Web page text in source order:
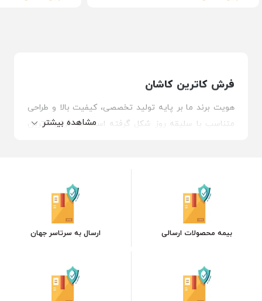
مشاهده بیشتر
فرش کاترین کاشان
هویت برند ما بر پایه تولید تخصصی، کیفیت بالا و طراحی
متناسب با سلیقه روز شکل گرفته است. در فرش کاترین
مجموعه ما بر مبنای نظارت مستمر، انتخاب مواد اولیه
کنترل‌شده و استفاده از فناوری‌های روز صنعت فرش انجام
می‌شود. نتیجه این رویکرد، ارائه محصولی است که هم از
نظر زیبایی و هم از نظر دوام، انتخابی مطمئن برای
خرید بی واسطه فرش از کارخانه فرش کاترین
بیمه محصولات ارسالی ارسال به سرتاسر جهان